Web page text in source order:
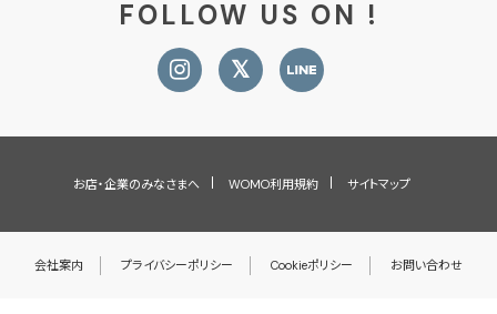
FOLLOW US ON !
お店・企業のみなさまへ WOMO利用規約 サイトマップ
会社案内 プライバシーポリシー Cookieポリシー お問い合わせ